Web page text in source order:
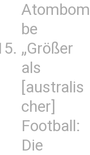
Atombom
be
„Größer
als
[australis
cher]
Football:
Die